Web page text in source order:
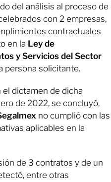
del análisis al proceso de
con 2 empresas,
contractuales
en la Ley de
y Servicios del Sector
persona solicitante.
el dictamen de dicha
de 2022, se concluyó,
no cumplió con las
aplicables en la
de 3 contratos y de un
entre otras